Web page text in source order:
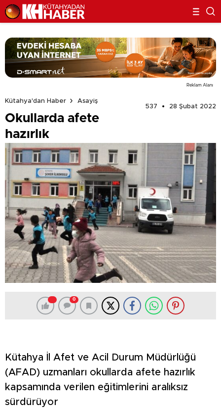
Reklam Alanı
Kütahya'dan Haber
Asayiş
537
28 Şubat 2022
Okullarda afete
hazırlık
0
Kütahya İl Afet ve Acil Durum Müdürlüğü
(AFAD) uzmanları okullarda afete hazırlık
kapsamında verilen eğitimlerini aralıksız
sürdürüyor